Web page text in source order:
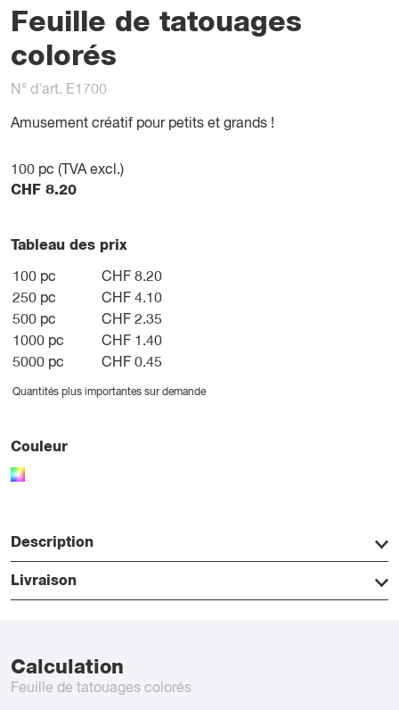
Feuille de tatouages
colorés
N° d'art. E1700
Amusement créatif pour petits et grands !
100 pc (TVA excl.)
CHF 8.20
Tableau des prix
100 pc
CHF 8.20
250 pc
CHF 4.10
500 pc
CHF 2.35
1000 pc
CHF 1.40
5000 pc
CHF 0.45
Quantités plus importantes sur demande
Couleur
Description
Livraison
Calculation
Feuille de tatouages colorés